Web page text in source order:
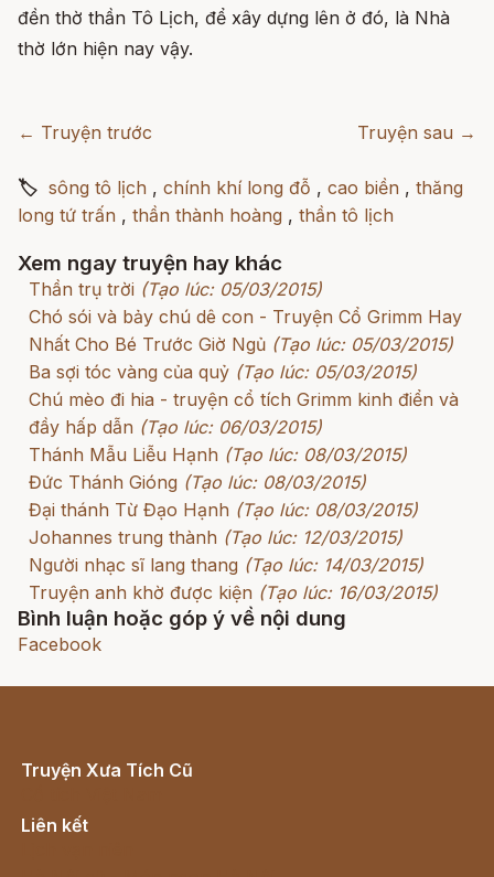
đền thờ thần Tô Lịch, để xây dựng lên ở đó, là Nhà
thờ lớn hiện nay vậy.
← Truyện trước Truyện sau →
🏷 sông tô lịch , chính khí long đỗ , cao biền , thăng
long tứ trấn , thần thành hoàng , thần tô lịch
Xem ngay truyện hay khác
Thần trụ trời (Tạo lúc: 05/03/2015)
Chó sói và bảy chú dê con - Truyện Cổ Grimm Hay
Nhất Cho Bé Trước Giờ Ngủ (Tạo lúc: 05/03/2015)
Ba sợi tóc vàng của quỷ (Tạo lúc: 05/03/2015)
Chú mèo đi hia - truyện cổ tích Grimm kinh điển và
đầy hấp dẫn (Tạo lúc: 06/03/2015)
Thánh Mẫu Liễu Hạnh (Tạo lúc: 08/03/2015)
Đức Thánh Gióng (Tạo lúc: 08/03/2015)
Đại thánh Từ Đạo Hạnh (Tạo lúc: 08/03/2015)
Johannes trung thành (Tạo lúc: 12/03/2015)
Người nhạc sĩ lang thang (Tạo lúc: 14/03/2015)
Truyện anh khờ được kiện (Tạo lúc: 16/03/2015)
Bình luận hoặc góp ý về nội dung
Facebook
Truyện Xưa Tích Cũ
Liên kết